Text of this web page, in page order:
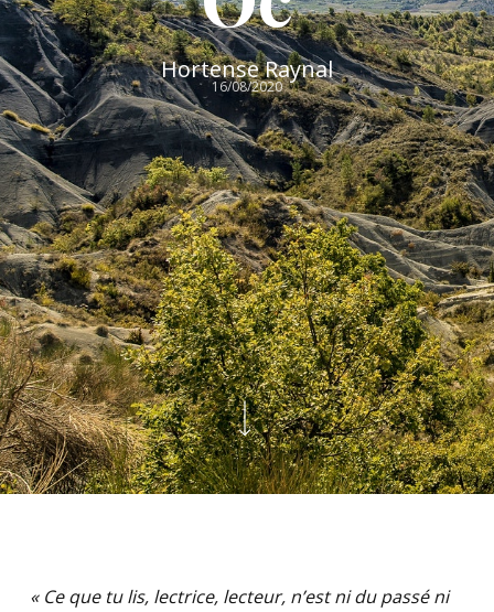
Hortense Raynal
16/08/2020
« Ce que tu lis, lectrice, lecteur, n’est ni du passé ni